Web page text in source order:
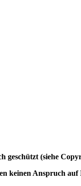
geschützt (siehe
keinen Anspruch